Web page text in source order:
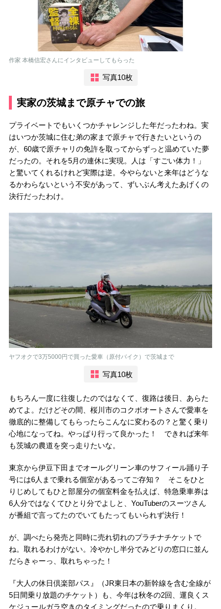
作家 本橋信宏さんにインタビューしてもらった
写真10枚
実家の茨城まで原チャでの旅
プライベートでもいくつかチャレンジした年だったわね。実
はいつか茨城に住む弟の家まで原チャで行きたいというの
が、60歳で原チャリの免許を取ってからずっと温めていた夢
だったの。それを5月の連休に実現。人は「すごい体力！」
と驚いてくれるけれど実際は逆。今やらないと来年はどうな
るかわらないという不安があって、ずいぶん考えたあげくの
決行だったわけ。
ヤフオクで3万5000円で買った愛車（原付バイク）で茨城まで
写真10枚
もちろん一度に往復したのではなくて、復路は後日、あらた
めてよ。だけどその間、桜川市のコクボオートさんで愛車を
徹底的に整備してもらったらこんなに変わるの？と驚く乗り
心地になってね。やっぱり行って良かった！ できれば来年
も茨城の農道を突っ走りたいな。
東京から伊豆下田までオールグリーン車のサフィール踊り子
号には6人まで乗れる個室があるってご存知？ そこをひと
りじめしてもひと部屋分の個室料金を払えば、特急乗車券は
6人分ではなくてひとり分でよしと、YouTuberのスーツさん
が番組で言ってたのでいてもたってもいられず決行！
が、調べたら発売と同時に売れ切れのプラチナチケットで
ね。取れるわけがない。冷やかし半分でみどりの窓口に並ん
だらきゃーっ、取れちゃった！
『大人の休日倶楽部パス』（JR東日本の新幹線を含む全線が
5日間乗り放題のチケット）も、今年は秋冬の2回、運良くス
ケジュールガラ空きのタイミングだったので乗りまくり。